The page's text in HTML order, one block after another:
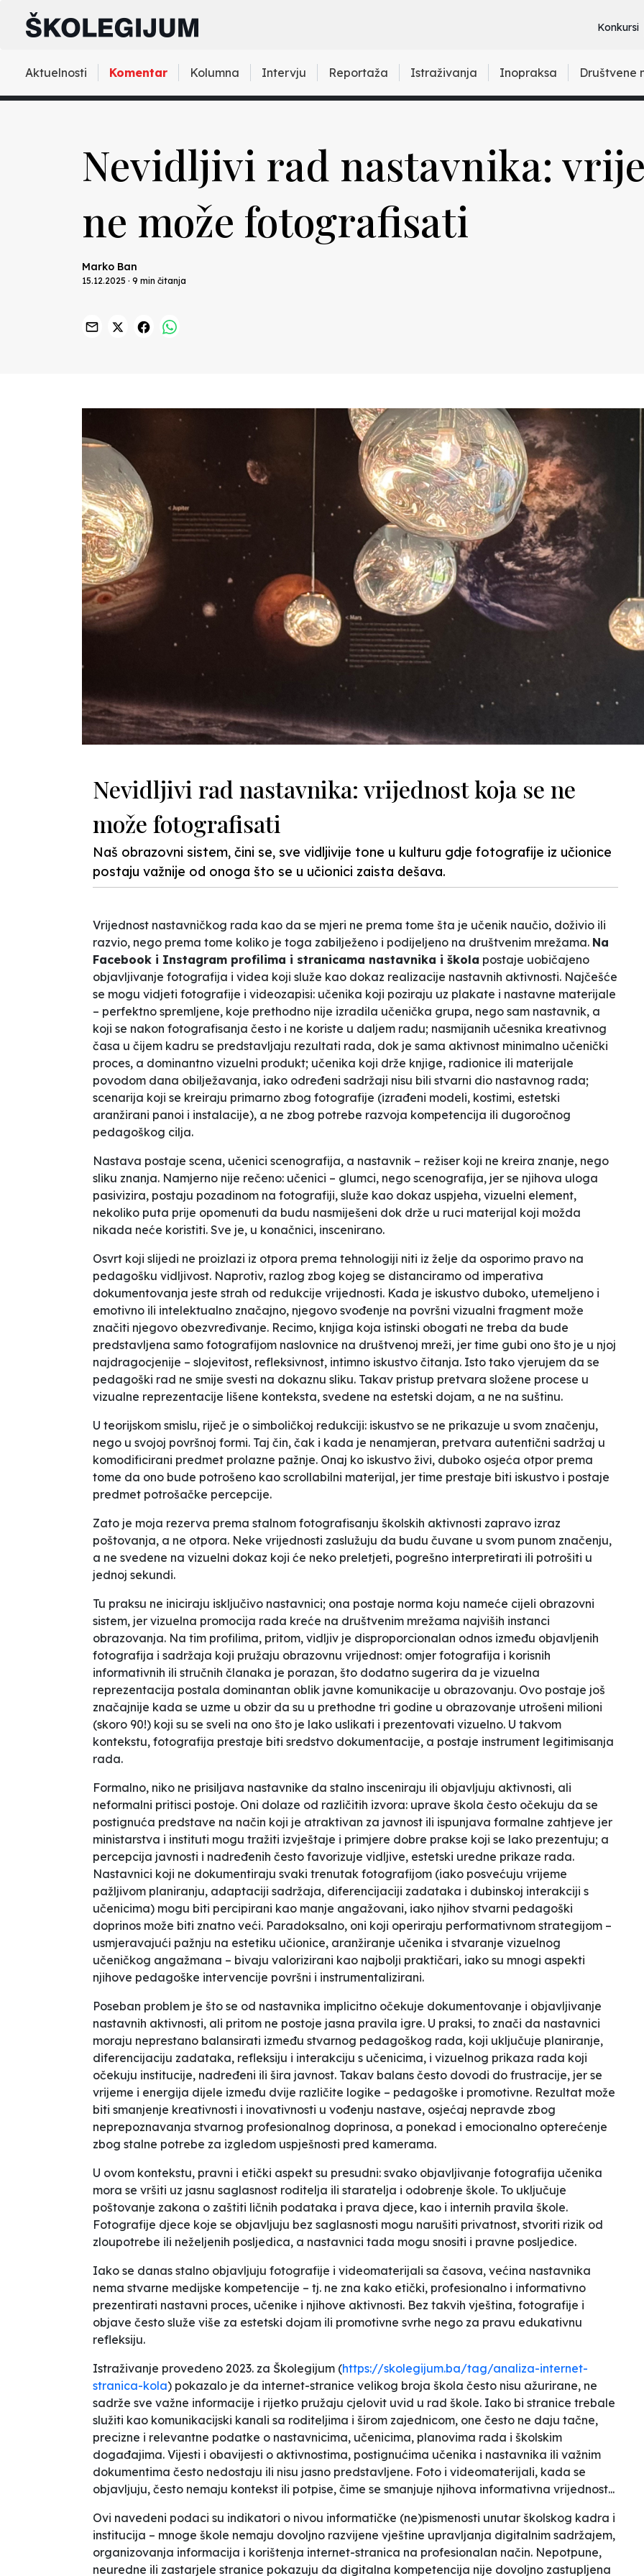
Konkursi
Aktuelnosti Komentar Kolumna Intervju Reportaža Istraživanja Inopraksa Društvene
Nevidljivi rad nastavnika:
ne može fotografisati
Marko Ban
15.12.2025 · 9 min čitanja
Nevidljivi rad nastavnika: vrijednost koja se ne
može fotografisati
Naš obrazovni sistem, čini se, sve vidljivije tone u kulturu gdje fotografije iz učionice
postaju važnije od onoga što se u učionici zaista dešava.
Vrijednost nastavničkog rada kao da se mjeri ne prema tome šta je učenik naučio, doživio ili
razvio, nego prema tome koliko je toga zabilježeno i podijeljeno na društvenim mrežama. Na
Facebook i Instagram profilima i stranicama nastavnika i škola postaje uobičajeno
objavljivanje fotografija i videa koji služe kao dokaz realizacije nastavnih aktivnosti. Najčešće
se mogu vidjeti fotografije i videozapisi: učenika koji poziraju uz plakate i nastavne materijale
– perfektno spremljene, koje prethodno nije izradila učenička grupa, nego sam nastavnik, a
koji se nakon fotografisanja često i ne koriste u daljem radu; nasmijanih učesnika kreativnog
časa u čijem kadru se predstavljaju rezultati rada, dok je sama aktivnost minimalno učenički
proces, a dominantno vizuelni produkt; učenika koji drže knjige, radionice ili materijale
povodom dana obilježavanja, iako određeni sadržaji nisu bili stvarni dio nastavnog rada;
scenarija koji se kreiraju primarno zbog fotografije (izrađeni modeli, kostimi, estetski
aranžirani panoi i instalacije), a ne zbog potrebe razvoja kompetencija ili dugoročnog
pedagoškog cilja.
Nastava postaje scena, učenici scenografija, a nastavnik – režiser koji ne kreira znanje, nego
sliku znanja. Namjerno nije rečeno: učenici – glumci, nego scenografija, jer se njihova uloga
pasivizira, postaju pozadinom na fotografiji, služe kao dokaz uspjeha, vizuelni element,
nekoliko puta prije opomenuti da budu nasmiješeni dok drže u ruci materijal koji možda
nikada neće koristiti. Sve je, u konačnici, inscenirano.
Osvrt koji slijedi ne proizlazi iz otpora prema tehnologiji niti iz želje da osporimo pravo na
pedagošku vidljivost. Naprotiv, razlog zbog kojeg se distanciramo od imperativa
dokumentovanja jeste strah od redukcije vrijednosti. Kada je iskustvo duboko, utemeljeno i
emotivno ili intelektualno značajno, njegovo svođenje na površni vizualni fragment može
značiti njegovo obezvređivanje. Recimo, knjiga koja istinski obogati ne treba da bude
predstavljena samo fotografijom naslovnice na društvenoj mreži, jer time gubi ono što je u njoj
najdragocjenije – slojevitost, refleksivnost, intimno iskustvo čitanja. Isto tako vjerujem da se
pedagoški rad ne smije svesti na dokaznu sliku. Takav pristup pretvara složene procese u
vizualne reprezentacije lišene konteksta, svedene na estetski dojam, a ne na suštinu.
U teorijskom smislu, riječ je o simboličkoj redukciji: iskustvo se ne prikazuje u svom značenju,
nego u svojoj površnoj formi. Taj čin, čak i kada je nenamjeran, pretvara autentični sadržaj u
komodificirani predmet prolazne pažnje. Onaj ko iskustvo živi, duboko osjeća otpor prema
tome da ono bude potrošeno kao scrollabilni materijal, jer time prestaje biti iskustvo i postaje
predmet potrošačke percepcije.
Zato je moja rezerva prema stalnom fotografisanju školskih aktivnosti zapravo izraz
poštovanja, a ne otpora. Neke vrijednosti zaslužuju da budu čuvane u svom punom značenju,
a ne svedene na vizuelni dokaz koji će neko preletjeti, pogrešno interpretirati ili potrošiti u
jednoj sekundi.
Tu praksu ne iniciraju isključivo nastavnici; ona postaje norma koju nameće cijeli obrazovni
sistem, jer vizuelna promocija rada kreće na društvenim mrežama najviših instanci
obrazovanja. Na tim profilima, pritom, vidljiv je disproporcionalan odnos između objavljenih
fotografija i sadržaja koji pružaju obrazovnu vrijednost: omjer fotografija i korisnih
informativnih ili stručnih članaka je porazan, što dodatno sugerira da je vizuelna
reprezentacija postala dominantan oblik javne komunikacije u obrazovanju. Ovo postaje još
značajnije kada se uzme u obzir da su u prethodne tri godine u obrazovanje utrošeni milioni
(skoro 90!) koji su se sveli na ono što je lako uslikati i prezentovati vizuelno. U takvom
kontekstu, fotografija prestaje biti sredstvo dokumentacije, a postaje instrument legitimisanja
rada.
Formalno, niko ne prisiljava nastavnike da stalno insceniraju ili objavljuju aktivnosti, ali
neformalni pritisci postoje. Oni dolaze od različitih izvora: uprave škola često očekuju da se
postignuća predstave na način koji je atraktivan za javnost ili ispunjava formalne zahtjeve jer
ministarstva i instituti mogu tražiti izvještaje i primjere dobre prakse koji se lako prezentuju; a
percepcija javnosti i nadređenih često favorizuje vidljive, estetski uredne prikaze rada.
Nastavnici koji ne dokumentiraju svaki trenutak fotografijom (iako posvećuju vrijeme
pažljivom planiranju, adaptaciji sadržaja, diferencijaciji zadataka i dubinskoj interakciji s
učenicima) mogu biti percipirani kao manje angažovani, iako njihov stvarni pedagoški
doprinos može biti znatno veći. Paradoksalno, oni koji operiraju performativnom strategijom –
usmjeravajući pažnju na estetiku učionice, aranžiranje učenika i stvaranje vizuelnog
učeničkog angažmana – bivaju valorizirani kao najbolji praktičari, iako su mnogi aspekti
njihove pedagoške intervencije površni i instrumentalizirani.
Poseban problem je što se od nastavnika implicitno očekuje dokumentovanje i objavljivanje
nastavnih aktivnosti, ali pritom ne postoje jasna pravila igre. U praksi, to znači da nastavnici
moraju neprestano balansirati između stvarnog pedagoškog rada, koji uključuje planiranje,
diferencijaciju zadataka, refleksiju i interakciju s učenicima, i vizuelnog prikaza rada koji
očekuju institucije, nadređeni ili šira javnost. Takav balans često dovodi do frustracije, jer se
vrijeme i energija dijele između dvije različite logike – pedagoške i promotivne. Rezultat može
biti smanjenje kreativnosti i inovativnosti u vođenju nastave, osjećaj nepravde zbog
neprepoznavanja stvarnog profesionalnog doprinosa, a ponekad i emocionalno opterećenje
zbog stalne potrebe za izgledom uspješnosti pred kamerama.
U ovom kontekstu, pravni i etički aspekt su presudni: svako objavljivanje fotografija učenika
mora se vršiti uz jasnu saglasnost roditelja ili staratelja i odobrenje škole. To uključuje
poštovanje zakona o zaštiti ličnih podataka i prava djece, kao i internih pravila škole.
Fotografije djece koje se objavljuju bez saglasnosti mogu narušiti privatnost, stvoriti rizik od
zloupotrebe ili neželjenih posljedica, a nastavnici tada mogu snositi i pravne posljedice.
Iako se danas stalno objavljuju fotografije i videomaterijali sa časova, većina nastavnika
nema stvarne medijske kompetencije – tj. ne zna kako etički, profesionalno i informativno
prezentirati nastavni proces, učenike i njihove aktivnosti. Bez takvih vještina, fotografije i
objave često služe više za estetski dojam ili promotivne svrhe nego za pravu edukativnu
refleksiju.
Istraživanje provedeno 2023. za Školegijum (https://skolegijum.ba/tag/analiza-internet-
stranica-kola) pokazalo je da internet-stranice velikog broja škola često nisu ažurirane, ne
sadrže sve važne informacije i rijetko pružaju cjelovit uvid u rad škole. Iako bi stranice trebale
služiti kao komunikacijski kanali sa roditeljima i širom zajednicom, one često ne daju tačne,
precizne i relevantne podatke o nastavnicima, učenicima, planovima rada i školskim
događajima. Vijesti i obavijesti o aktivnostima, postignućima učenika i nastavnika ili važnim
dokumentima često nedostaju ili nisu jasno predstavljene. Foto i videomaterijali, kada se
objavljuju, često nemaju kontekst ili potpise, čime se smanjuje njihova informativna vrijednost...
Ovi navedeni podaci su indikatori o nivou informatičke (ne)pismenosti unutar školskog kadra i
institucija – mnoge škole nemaju dovoljno razvijene vještine upravljanja digitalnim sadržajem,
organizovanja informacija i korištenja internet-stranica na profesionalan način. Nepotpune,
neuredne ili zastarjele stranice pokazuju da digitalna kompetencija nije dovoljno zastupljena